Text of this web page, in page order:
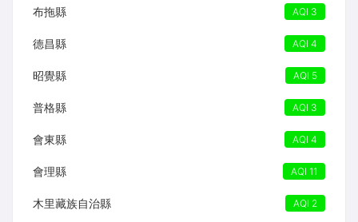
布拖縣 AQI 3
德昌縣 AQI 4
昭覺縣 AQI 5
普格縣 AQI 3
會東縣 AQI 4
會理縣 AQI 11
木里藏族自治縣 AQI 2